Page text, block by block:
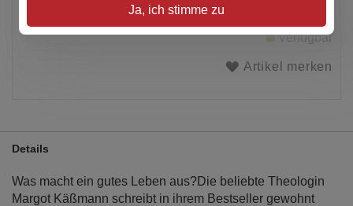
Alle Preise inkl. MwSt.
Verfügbar
Artikel merken
Details
Was macht ein gutes Leben aus?Die beliebte Theologin
Margot Käßmann schreibt in ihrem Bestseller gewohnt
Ja, ich stimme zu